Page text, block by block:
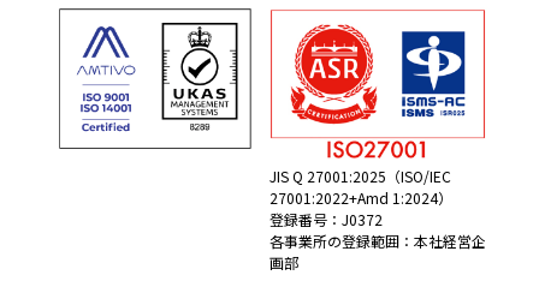
JIS Q 27001:2025（ISO/IEC
27001:2022+Amd 1:2024）
登録番号：J0372
各事業所の登録範囲：本社経営企
画部